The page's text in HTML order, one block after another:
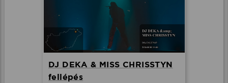
DJ DEKA & MISS CHRISSTYN
fellépés